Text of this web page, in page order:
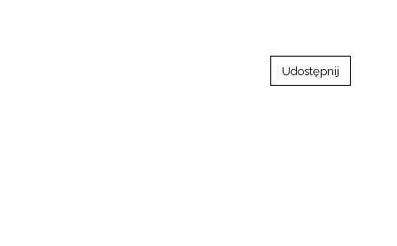
Udostępnij